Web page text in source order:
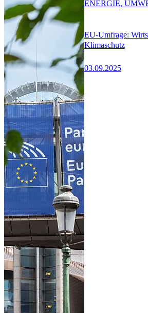
EU-Umfrage:
Klimaschutz
03.09.2025
ENERGIE,